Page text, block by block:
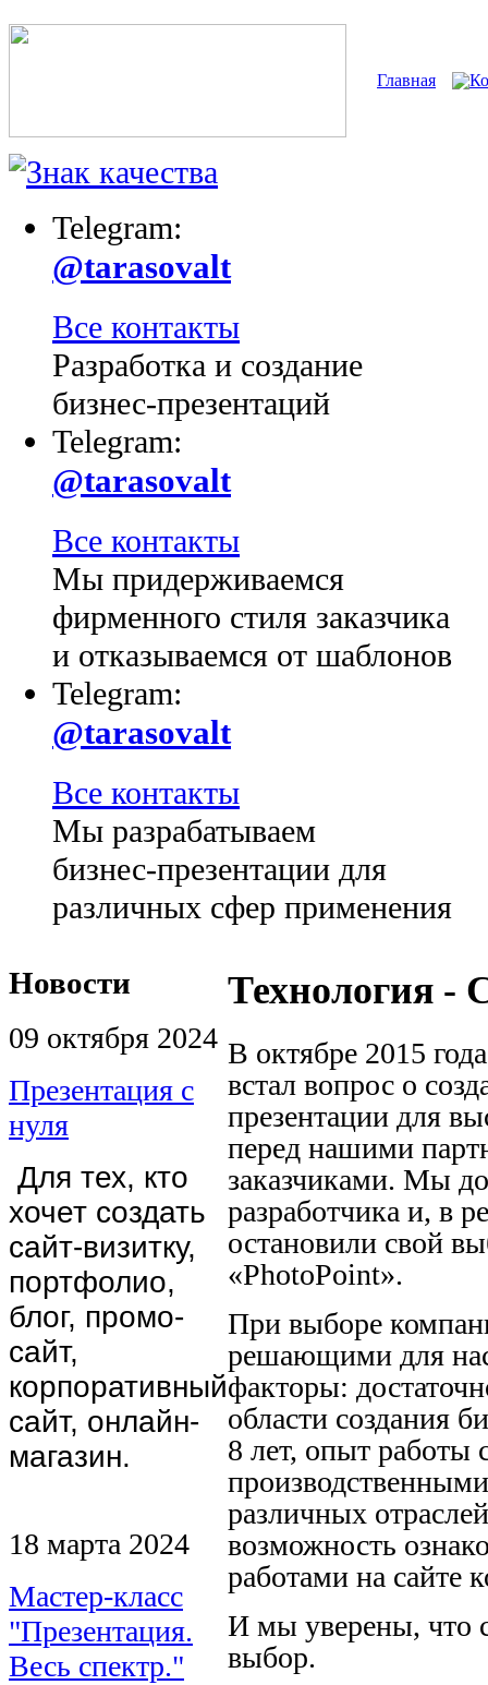
Главная
Telegram:
@tarasovalt
Все контакты
Разработка и создание
бизнес-презентаций
Telegram:
@tarasovalt
Все контакты
Мы придерживаемся
фирменного стиля заказчика
и отказываемся от шаблонов
Telegram:
@tarasovalt
Все контакты
Мы разрабатываем
бизнес-презентации для
различных сфер применения
Новости
09 октября 2024
Презентация с
нуля
Для тех, кто
хочет создать
сайт-визитку,
портфолио,
блог, промо-
сайт,
корпоративный
сайт, онлайн-
магазин.
18 марта 2024
Мастер-класс
"Презентация.
Весь спектр."
Технология -
В октябре 2015
встал вопрос о
презентации для
перед нашими
заказчиками. Мы
разработчика и, в
остановили свой
«PhotoPoint».
При выборе
решающими для
факторы:
области создания
8 лет, опыт работы
различных
возможность
работами на сайте
И мы уверены, что
выбор.